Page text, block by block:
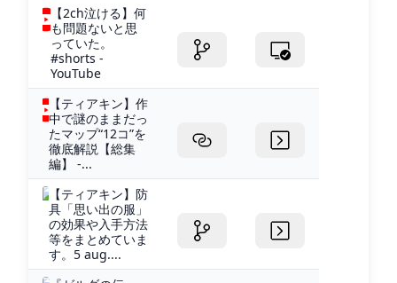
【2ch泣ける】何
も問題ないと思
っていた。
#shorts -
YouTube
【ティアキン】作
中で謎のままだっ
たマップ“12コ”を
徹底解説【総集
編】 -...
【ティアキン】防
具「思い出の服」
の効果や入手方法
等をまとめていま
す。5 aug....